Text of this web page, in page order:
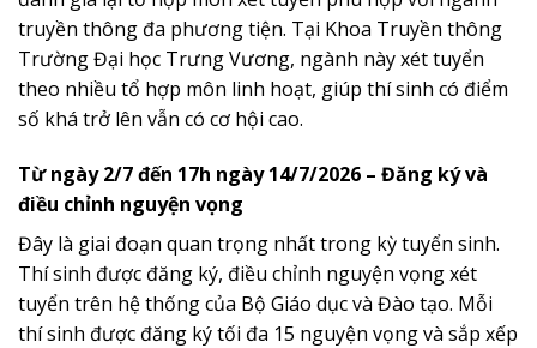
truyền thông đa phương tiện. Tại Khoa Truyền thông
Trường Đại học Trưng Vương, ngành này xét tuyển
theo nhiều tổ hợp môn linh hoạt, giúp thí sinh có điểm
số khá trở lên vẫn có cơ hội cao.
Từ ngày 2/7 đến 17h ngày 14/7/2026 – Đăng ký và
điều chỉnh nguyện vọng
Đây là giai đoạn quan trọng nhất trong kỳ tuyển sinh.
Thí sinh được đăng ký, điều chỉnh nguyện vọng xét
tuyển trên hệ thống của Bộ Giáo dục và Đào tạo. Mỗi
thí sinh được đăng ký tối đa 15 nguyện vọng và sắp xếp